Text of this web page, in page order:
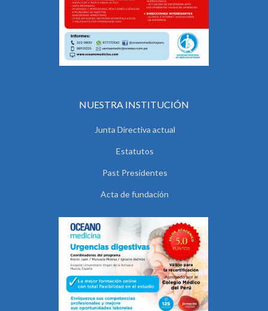
NUESTRA INSTITUCIÓN
Junta Directiva actual
Estatutos
Past Presidentes
Acta de fundación